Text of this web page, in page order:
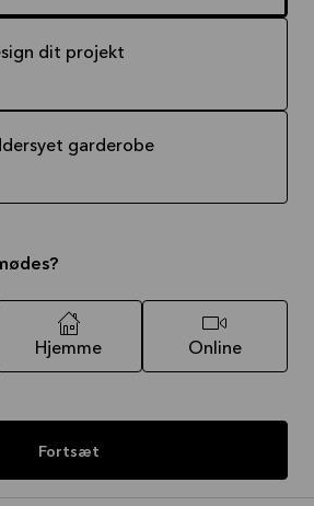
dit projekt
garderobe
Hjemme Online
Fortsæt